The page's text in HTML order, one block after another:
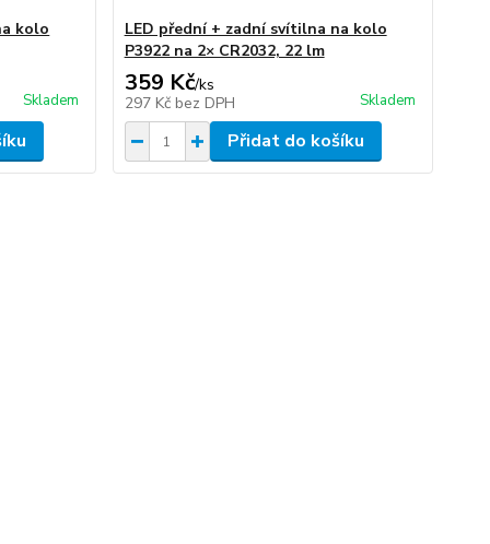
kolo
Skladem
LED přední + zadní svítilna na kolo
P3922 na 2× CR2032, 22 lm
359 Kč/ks
297 Kč bez DPH Skladem
Přidat do košíku